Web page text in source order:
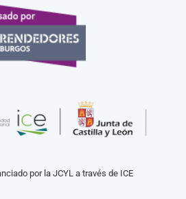
por la JCYL a través de ICE